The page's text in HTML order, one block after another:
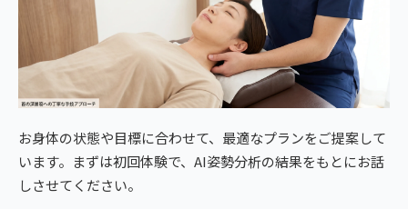
お身体の状態や目標に合わせて、最適なプランをご提案して
います。まずは初回体験で、AI姿勢分析の結果をもとにお話
しさせてください。